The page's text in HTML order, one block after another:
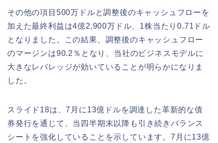
その他の項目500万ドルと調整後のキャッシュフローを
加えた最終利益は4億2,900万ドル、1株当たり0.71ドル
となりました。この結果、調整後のキャッシュフロー
のマージンは90.2％となり、当社のビジネスモデルに
大きなレバレッジが効いていることが明らかになりま
した。
スライド18は、7月に13億ドルを調達した革新的な債
券発行を通じて、当四半期末以降も引き続きバランス
シートを強化していることを示しています。7月に13億